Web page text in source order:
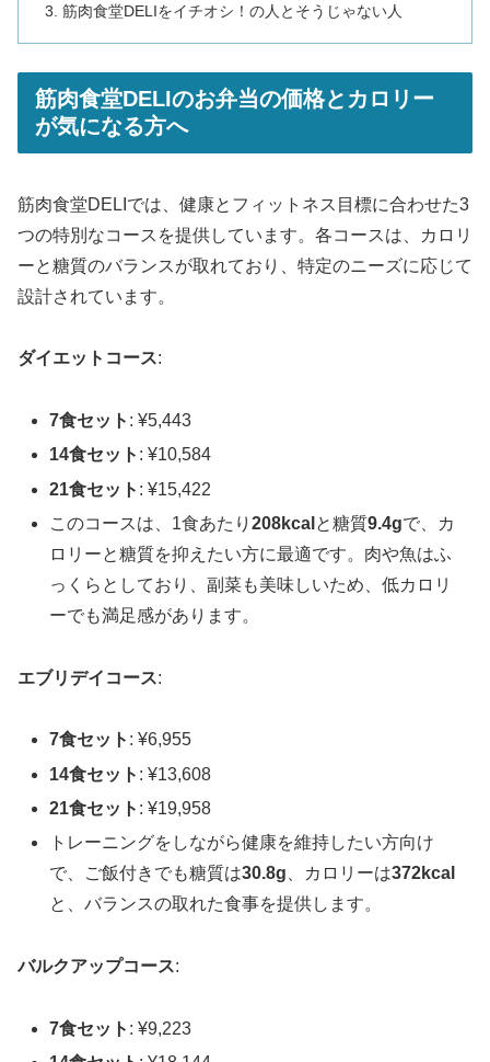
筋肉食堂DELIをイチオシ！の人とそうじゃない人
筋肉食堂DELIのお弁当の価格とカロリー
が気になる方へ
筋肉食堂DELIでは、健康とフィットネス目標に合わせた3
つの特別なコースを提供しています。各コースは、カロリ
ーと糖質のバランスが取れており、特定のニーズに応じて
設計されています。
ダイエットコース:
7食セット : ¥5,443
14食セット : ¥10,584
21食セット : ¥15,422
このコースは、1食あたり208kcal と糖質9.4gで、カ
ロリーと糖質を抑えたい方に最適です。肉や魚はふ
っくらとしており、副菜も美味しいため、低カロリ
ーでも満足感があります。
エブリデイコース:
7食セット : ¥6,955
14食セット : ¥13,608
21食セット : ¥19,958
トレーニングをしながら健康を維持したい方向け
で、ご飯付きでも糖質は30.8g 、カロリーは372kcal
と、バランスの取れた食事を提供します。
バルクアップコース:
7食セット : ¥9,223